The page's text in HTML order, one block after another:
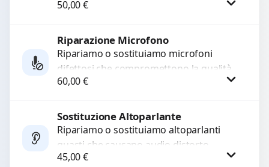
a moduli audio difettosi con interventi
50,00€
Procedi
Riparazione Microfono
Ripariamo o sostituiamo microfoni
difettosi che compromettono la qualità
audio delle registrazioni o delle
di...
60,00€
Procedi
Sostituzione Altoparlante
Ripariamo o sostituiamo altoparlanti
guasti che causano audio distorto,
basso o assente. Utilizziamo ricambi di
45,00€